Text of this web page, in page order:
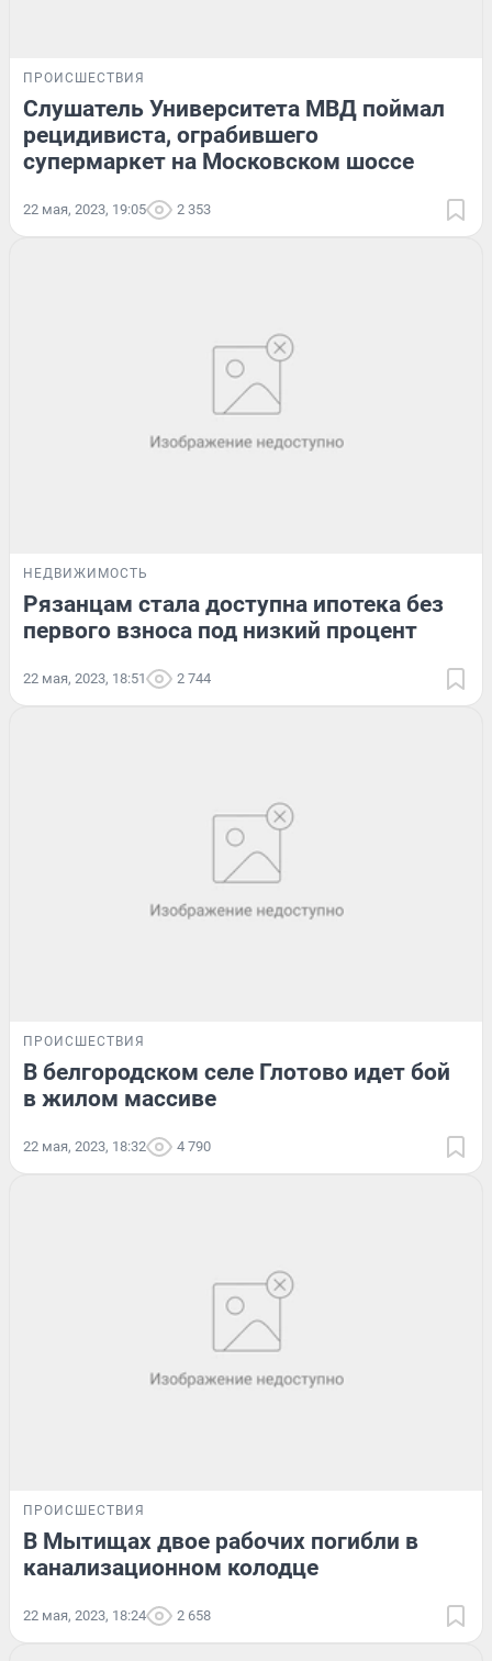
ПРОИСШЕСТВИЯ
Слушатель Университета МВД поймал
рецидивиста, ограбившего
супермаркет на Московском шоссе
22 мая, 2023, 19:05 2 353
НЕДВИЖИМОСТЬ
Рязанцам стала доступна ипотека без
первого взноса под низкий процент
22 мая, 2023, 18:51 2 744
ПРОИСШЕСТВИЯ
В белгородском селе Глотово идет бой
в жилом массиве
22 мая, 2023, 18:32 4 790
ПРОИСШЕСТВИЯ
В Мытищах двое рабочих погибли в
канализационном колодце
22 мая, 2023, 18:24 2 658